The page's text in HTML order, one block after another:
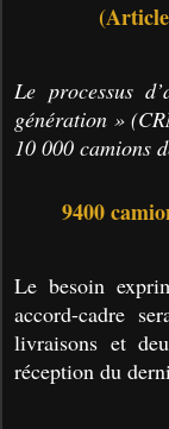
Le processus
génération »
10 000 camions
9400
Le besoin
accord-cadre
livraisons et
réception du